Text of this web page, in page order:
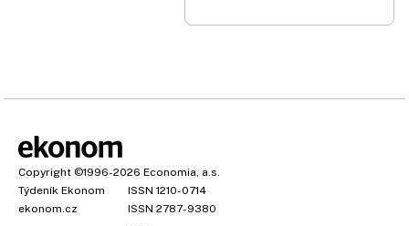
Copyright ©1996-2026 Economia, a.s.
Týdeník Ekonom
ISSN 1210-0714
ekonom.cz
ISSN 2787-9380